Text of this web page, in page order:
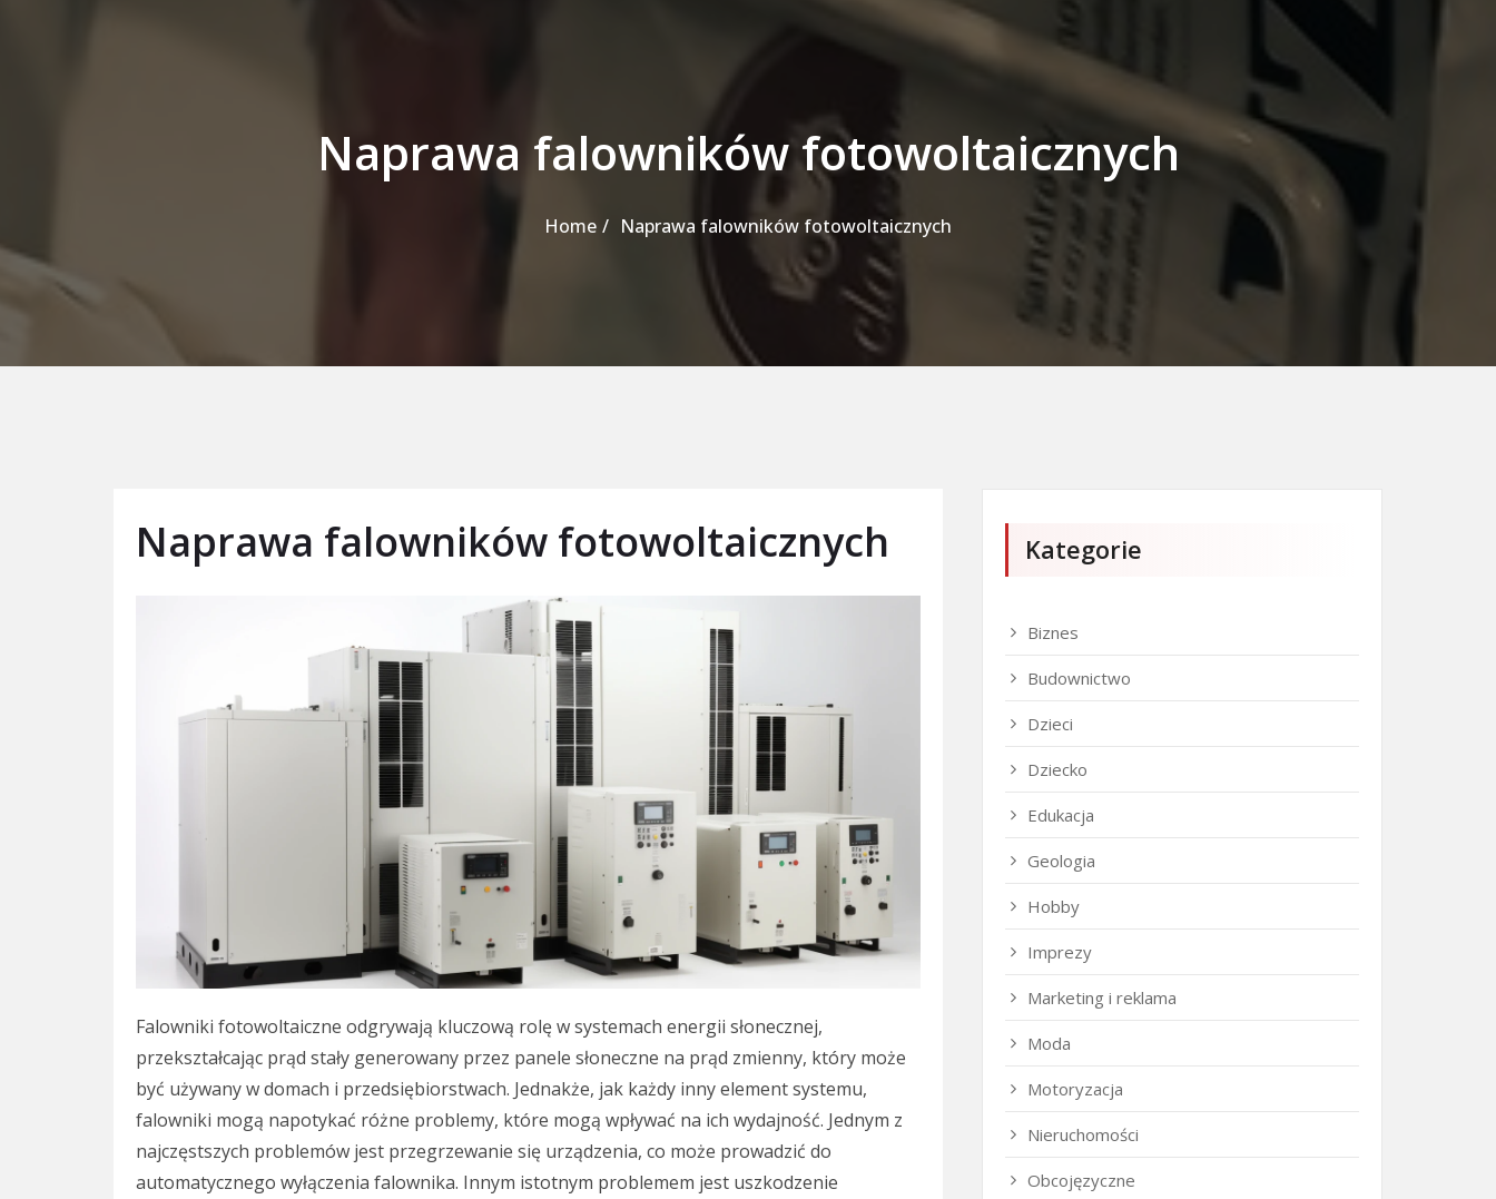
Naprawa falowników fotowoltaicznych
Home Naprawa falowników fotowoltaicznych
Naprawa falowników fotowoltaicznych
Falowniki fotowoltaiczne odgrywają kluczową rolę w systemach energii słonecznej,
przekształcając prąd stały generowany przez panele słoneczne na prąd zmienny, który może
być używany w domach i przedsiębiorstwach. Jednakże, jak każdy inny element systemu,
falowniki mogą napotykać różne problemy, które mogą wpływać na ich wydajność. Jednym z
najczęstszych problemów jest przegrzewanie się urządzenia, co może prowadzić do
automatycznego wyłączenia falownika. Innym istotnym problemem jest uszkodzenie
Kategorie
Biznes
Budownictwo
Dzieci
Dziecko
Edukacja
Geologia
Hobby
Imprezy
Marketing i reklama
Moda
Motoryzacja
Nieruchomości
Obcojęzyczne